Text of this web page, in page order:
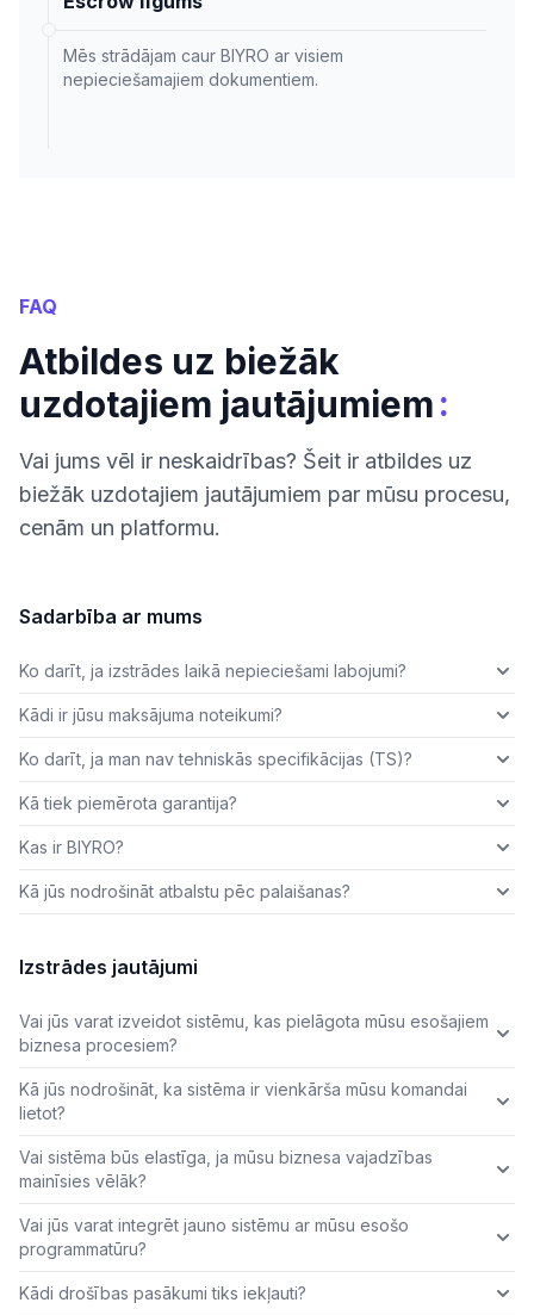
Mēs strādājam caur BIYRO ar visiem
nepieciešamajiem dokumentiem.
FAQ
Atbildes uz biežāk
uzdotajiem jautājumiem:
Vai jums vēl ir neskaidrības? Šeit ir atbildes uz
biežāk uzdotajiem jautājumiem par mūsu procesu,
cenām un platformu.
Sadarbība ar mums
Ko darīt, ja izstrādes laikā nepieciešami labojumi?
Kādi ir jūsu maksājuma noteikumi?
Ko darīt, ja man nav tehniskās specifikācijas (TS)?
Kā tiek piemērota garantija?
Kas ir BIYRO?
Kā jūs nodrošināt atbalstu pēc palaišanas?
Izstrādes jautājumi
Vai jūs varat izveidot sistēmu, kas pielāgota mūsu esošajiem
biznesa procesiem?
Kā jūs nodrošināt, ka sistēma ir vienkārša mūsu komandai
lietot?
Vai sistēma būs elastīga, ja mūsu biznesa vajadzības
mainīsies vēlāk?
Vai jūs varat integrēt jauno sistēmu ar mūsu esošo
programmatūru?
Kādi drošības pasākumi tiks iekļauti?